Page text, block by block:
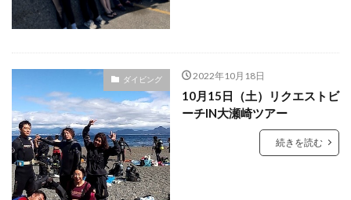
ダイビング 2022年10月18日
10月15日（土）リクエストビ
ーチIN大瀬崎ツアー
続きを読む